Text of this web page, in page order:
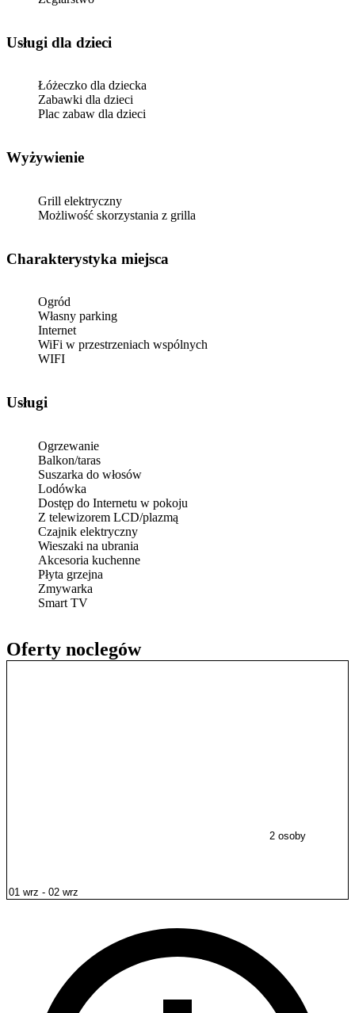
Oferty noclegów
2 osoby
usługi dla dzieci
Łóżeczko dla dziecka
Zabawki dla dzieci
Plac zabaw dla dzieci
Wyżywienie
Grill elektryczny
Możliwość skorzystania z grilla
Charakterystyka miejsca
Ogród
Własny parking
Internet
WiFi w przestrzeniach wspólnych
WIFI
Usługi
Ogrzewanie
Balkon/taras
Suszarka do włosów
Lodówka
Dostęp do Internetu w pokoju
Z telewizorem LCD/plazmą
Czajnik elektryczny
Wieszaki na ubrania
Akcesoria kuchenne
Płyta grzejna
Zmywarka
Smart TV